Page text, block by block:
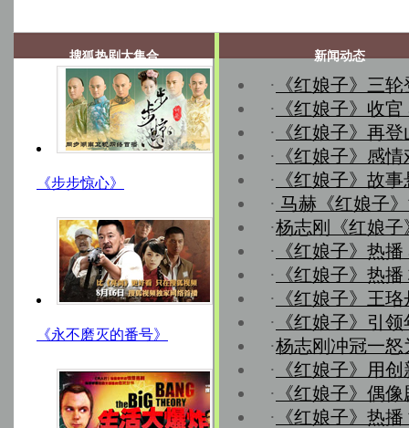
搜狐热剧大集合
《步步惊心》
《永不磨灭的番号》
新闻动态
·
《红娘子》三
·
《红娘子》收
·
《红娘子》再
·
《红娘子》感
·
《红娘子》故
· 马赫《红娘子
·杨志刚《红娘子
·
《红娘子》热
·
《红娘子》热
·
《红娘子》王
·
《红娘子》引
·杨志刚冲冠一
·
《红娘子》用
·
《红娘子》偶
·
《红娘子》热